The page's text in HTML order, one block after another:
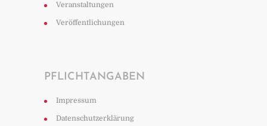
Veranstaltungen
Veröffentlichungen
PFLICHTANGABEN
Impressum
Datenschutzerklärung